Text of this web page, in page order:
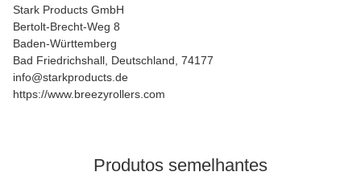
Stark Products GmbH
Bertolt-Brecht-Weg 8
Baden-Württemberg
Bad Friedrichshall, Deutschland, 74177
info@starkproducts.de
https://www.breezyrollers.com
Produtos semelhantes